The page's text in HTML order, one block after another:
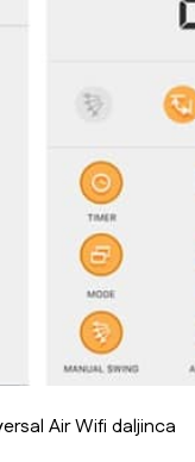
Air Wifi daljinca